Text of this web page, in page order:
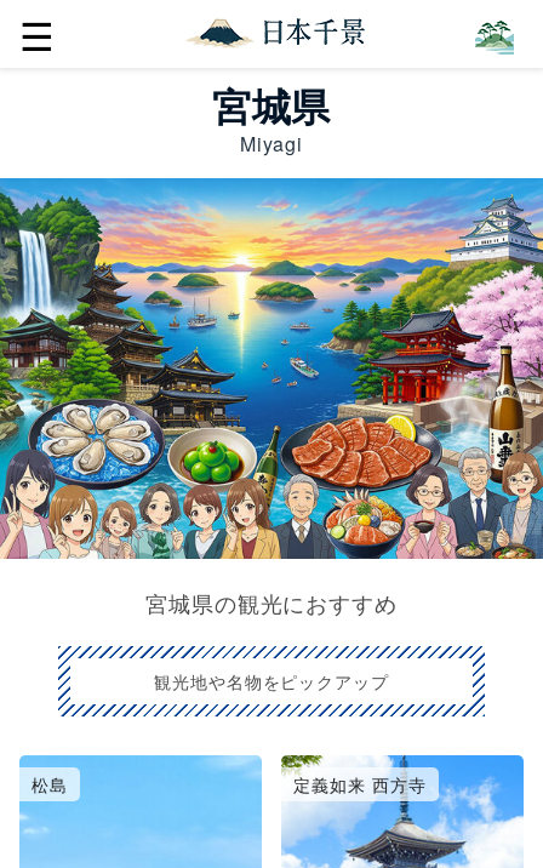
☰
宮城県
Miyagi
宮城県の観光におすすめ
観光地や名物をピックアップ
松島 定義如来 西方寺